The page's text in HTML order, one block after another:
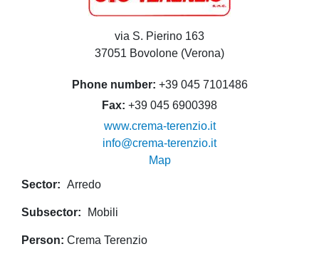
via S. Pierino 163
37051 Bovolone (Verona)
Phone number +39 045 7101486
Fax +39 045 6900398
www.crema-terenzio.it
info@crema-terenzio.it
Map
Sector
Arredo
Subsector Mobili
Person Crema Terenzio